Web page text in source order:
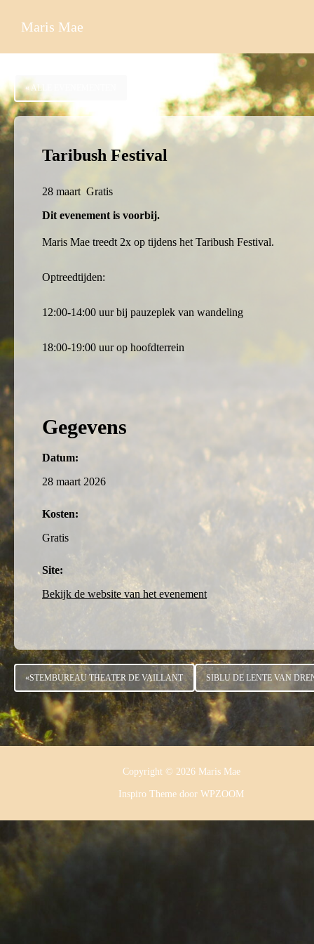
Maris Mae
« ALLE EVENEMENTEN
Taribush Festival
28 maart Gratis
Dit evenement is voorbij.
Maris Mae treedt 2x op tijdens het Taribush Festival.
Optreedtijden:
12:00-14:00 uur bij pauzeplek van wandeling
18:00-19:00 uur op hoofdterrein
Gegevens
Datum:
28 maart 2026
Kosten:
Gratis
Site:
Bekijk de website van het evenement
«STEMBUREAU THEATER DE VAILLANT SIBLU DE LENTE VAN
Copyright © 2026 Maris Mae
Inspiro Theme doorWPZOOM